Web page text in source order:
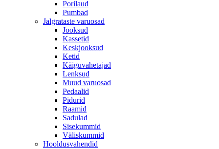
Porilaud
Pumbad
Jalgrataste varuosad
Jooksud
Kassetid
Keskjooksud
Ketid
Käiguvahetajad
Lenksud
Muud varuosad
Pedaalid
Pidurid
Raamid
Sadulad
Sisekummid
Väliskummid
Hooldusvahendid